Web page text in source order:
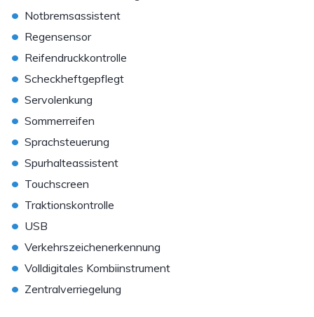
• Notbremsassistent
• Regensensor
• Reifendruckkontrolle
• Scheckheftgepflegt
• Servolenkung
• Sommerreifen
• Sprachsteuerung
• Spurhalteassistent
• Touchscreen
• Traktionskontrolle
• USB
• Verkehrszeichenerkennung
• Volldigitales Kombiinstrument
• Zentralverriegelung